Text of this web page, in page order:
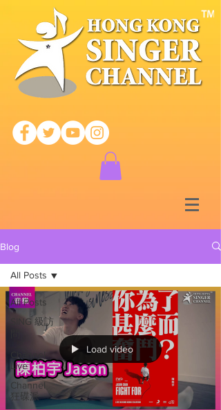
Blog
All Posts
SING 級訪
Channel
Live
Channel
狂碟派
All Posts
Load video